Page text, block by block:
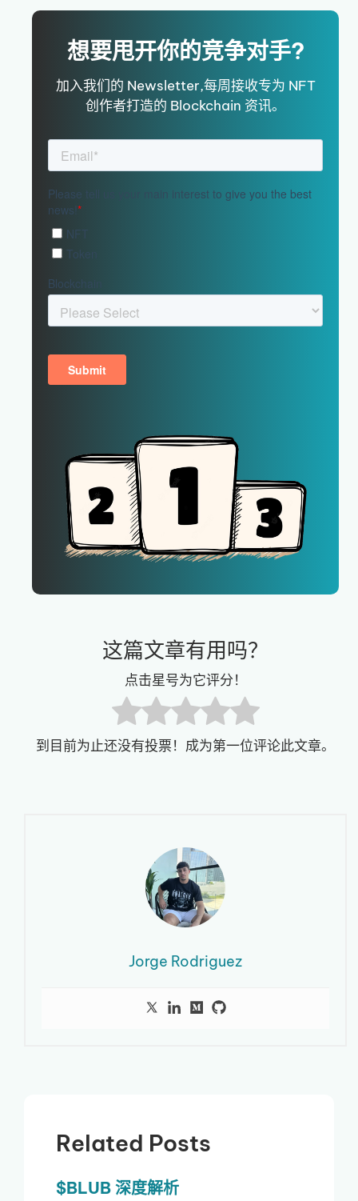
想要甩开你的竞争对手?
加入我们的 Newsletter,每周接收专为 NFT
创作者打造的 Blockchain 资讯。
这篇文章有用吗？
点击星号为它评分！
到目前为止还没有投票！成为第一位评论此文章。
Jorge Rodriguez
Related Posts
$BLUB 深度解析